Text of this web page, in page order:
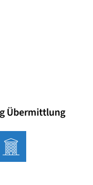
Übermittlung